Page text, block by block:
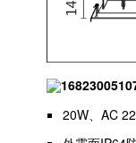
20W、AC